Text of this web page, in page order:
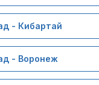
- Кибартай
- Воронеж